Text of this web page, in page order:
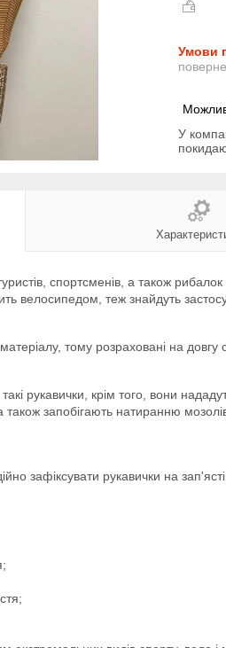
У
спортсменів, а також
велосипедом, теж знайдуть
тому розраховані на
такі рукавички, крім того, вони
запобігають натиранню
зафіксувати рукавички на